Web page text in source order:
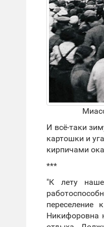
И всё-таки
картошки и
кирпичами
***
"К лету
Никифоровна